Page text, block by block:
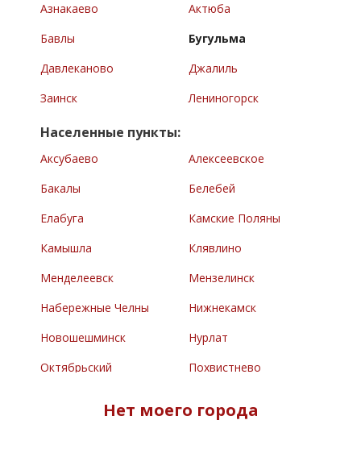
Азнакаево
Актюба
Бавлы
Бугульма
Давлеканово
Джалиль
Заинск
Лениногорск
Населенные пункты:
Аксубаево
Алексеевское
Бакалы
Белебей
Елабуга
Камские Поляны
Камышла
Клявлино
Менделеевск
Мензелинск
Набережные Челны
Нижнекамск
Новошешминск
Нурлат
Октябрьский
Похвистнево
Нет моего города